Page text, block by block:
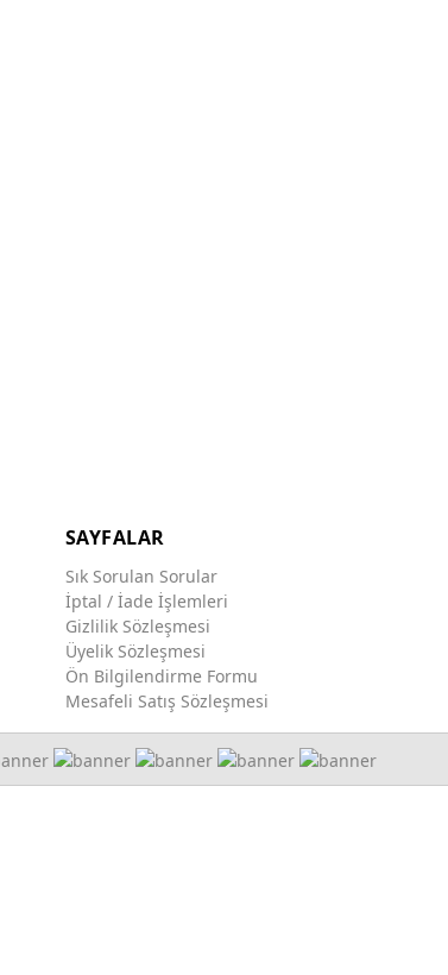
SAYFALAR
Sık Sorulan Sorular
İptal / İade İşlemleri
Gizlilik Sözleşmesi
Üyelik Sözleşmesi
Ön Bilgilendirme Formu
Mesafeli Satış Sözleşmesi